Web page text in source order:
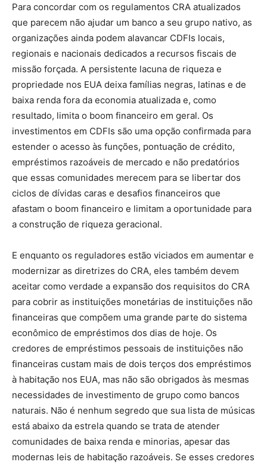
Para concordar com os regulamentos CRA atualizados
que parecem não ajudar um banco a seu grupo nativo, as
organizações ainda podem alavancar CDFIs locais,
regionais e nacionais dedicados a recursos fiscais de
missão forçada. A persistente lacuna de riqueza e
propriedade nos EUA deixa famílias negras, latinas e de
baixa renda fora da economia atualizada e, como
resultado, limita o boom financeiro em geral. Os
investimentos em CDFIs são uma opção confirmada para
estender o acesso às funções, pontuação de crédito,
empréstimos razoáveis ​​de mercado e não predatórios
que essas comunidades merecem para se libertar dos
ciclos de dívidas caras e desafios financeiros que
afastam o boom financeiro e limitam a oportunidade para
a construção de riqueza geracional.
E enquanto os reguladores estão viciados em aumentar e
modernizar as diretrizes do CRA, eles também devem
aceitar como verdade a expansão dos requisitos do CRA
para cobrir as instituições monetárias de instituições não
financeiras que compõem uma grande parte do sistema
econômico de empréstimos dos dias de hoje. Os
credores de empréstimos pessoais de instituições não
financeiras custam mais de dois terços dos empréstimos
à habitação nos EUA, mas não são obrigados às mesmas
necessidades de investimento de grupo como bancos
naturais. Não é nenhum segredo que sua lista de músicas
está abaixo da estrela quando se trata de atender
comunidades de baixa renda e minorias, apesar das
modernas leis de habitação razoáveis. Se esses credores